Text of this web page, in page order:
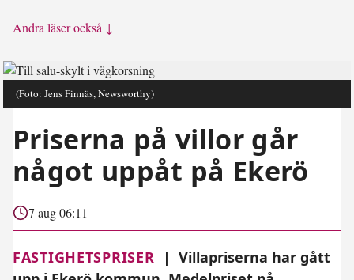
Andra läser också ↓
(Foto: Jens Finnäs, Newsworthy)
Priserna på villor går
något uppåt på Ekerö
7 aug 06:11
FASTIGHETSPRISER | Villapriserna har gått